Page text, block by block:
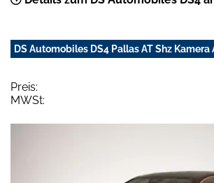
DS Automobiles DS4 Pallas AT Shz
Preis:
MWSt: